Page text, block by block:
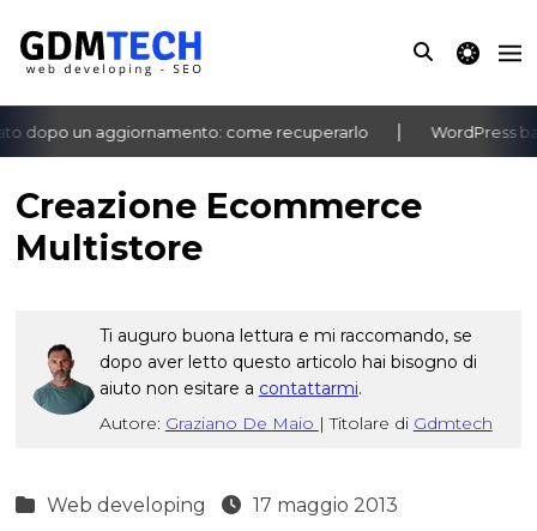
theme
dopo un aggiornamento: come recuperarlo WordPress
‹ ›
Creazione Ecommerce
Multistore
Ti auguro buona lettura e mi raccomando, se
dopo aver letto questo articolo hai bisogno di
aiuto non esitare a contattarmi.
Autore: Graziano De Maio | Titolare di Gdmtech
Web developing 17 maggio 2013